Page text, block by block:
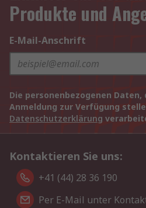
Produkte und
E-Mail-Anschrift
Die personenbezogenen Daten,
Anmeldung zur Verfügung
Datenschutzerklärung
Kontaktieren Sie uns:
+41 (44) 28 36 190
Per E-Mail unter